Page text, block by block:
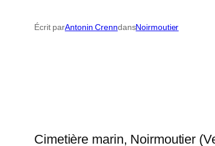
Écrit parAntonin CrenndansNoirmoutier
Cimetière marin, Noirmoutier